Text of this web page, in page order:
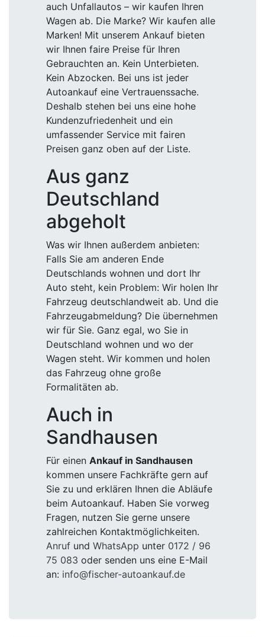
auch Unfallautos – wir kaufen Ihren
Wagen ab. Die Marke? Wir kaufen alle
Marken! Mit unserem Ankauf bieten
wir Ihnen faire Preise für Ihren
Gebrauchten an. Kein Unterbieten.
Kein Abzocken. Bei uns ist jeder
Autoankauf eine Vertrauenssache.
Deshalb stehen bei uns eine hohe
Kundenzufriedenheit und ein
umfassender Service mit fairen
Preisen ganz oben auf der Liste.
Aus ganz
Deutschland
abgeholt
Was wir Ihnen außerdem anbieten:
Falls Sie am anderen Ende
Deutschlands wohnen und dort Ihr
Auto steht, kein Problem: Wir holen Ihr
Fahrzeug deutschlandweit ab. Und die
Fahrzeugabmeldung? Die übernehmen
wir für Sie. Ganz egal, wo Sie in
Deutschland wohnen und wo der
Wagen steht. Wir kommen und holen
das Fahrzeug ohne große
Formalitäten ab.
Auch in
Sandhausen
Für einen Ankauf in Sandhausen
kommen unsere Fachkräfte gern auf
Sie zu und erklären Ihnen die Abläufe
beim Autoankauf. Haben Sie vorweg
Fragen, nutzen Sie gerne unsere
zahlreichen Kontaktmöglichkeiten.
Anruf und WhatsApp unter 0172 / 96
75 083 oder senden uns eine E-Mail
an: info@fischer-autoankauf.de